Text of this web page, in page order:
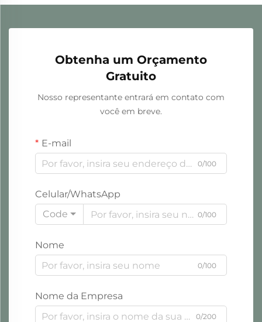
Obtenha um Orçamento
Gratuito
Nosso representante entrará em contato com
você em breve.
E-mail
0/100
Celular/WhatsApp
Code
0/100
Nome
0/100
Nome da Empresa
0/200